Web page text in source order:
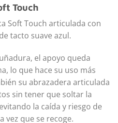
Touch
Soft Touch articulada con
tacto suave azul.
el apoyo queda
lo que hace su uso más
su abrazadera articulada
sin tener que soltar la
la caída y riesgo de
vez que se recoge.